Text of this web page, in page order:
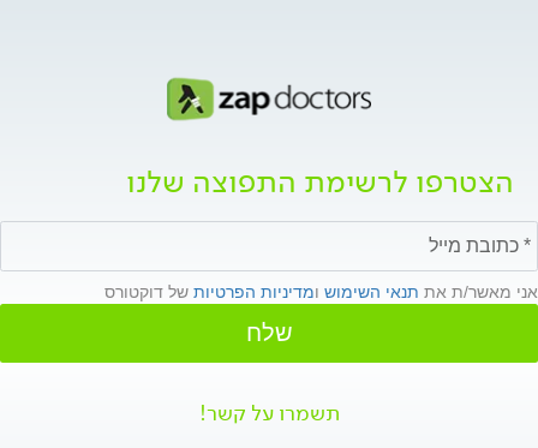
הצטרפו לרשימת התפוצה שלנו
אני מאשר/ת את תנאי השימוש ומדיניות הפרטיות של דוקטורס
שלח
תשמרו על קשר!